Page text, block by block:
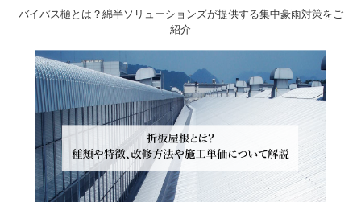
バイパス樋とは？綿半ソリューションズが提供する集中豪雨対策をご
紹介